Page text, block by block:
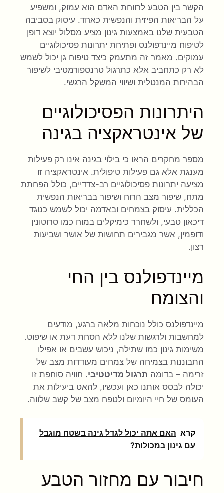
הקשר בין הטבע לרווחת האדם הוא עמוק, ומשפיע
על הבריאות הפיזית והנפשית כאחד. עיסוק בסביבה
הטבעית שלנו באמצעות גינון מציע מסלול יוצא דופן
לטיפוח מיינדפולנס ופתיחת יתרונות פסיכולוגיים
עמוקים. מאמר זה מתעמק כיצד טיפוח גן יכול לשמש
לא רק כתחביב אלא כתרגול טרנספורמטיבי לשיפור
הבהירות המנטלית ושיווי המשקל הרגשי.
היתרונות הפסיכולוגיים
של אינטראקציה בגינה
מספר מחקרים הראו כי בילוי בגינה אינו רק פעילות
מענגת אלא גם פעילות טיפולית. אינטראקציה זו
מציעה יתרונות פסיכולוגיים רב-צדדיים, כולל הפחתת
מתח, שיפור מצב הרוח ושיפור בבריאות הנפשית
הכללית. עיסוק בצמחים ובאדמה יכול לשמש כנוגד
דיכאון טבעי, ולשחרר כימיקלים במוח כמו סרוטונין
ודופמין, אשר מגבירים תחושות של אושר ושביעות
רצון.
מיינדפולנס בין החי
והצומח
מיינדפולנס כולל נוכחות מלאה ברגע, מודעים
למחשבות ולרגשות שלנו ללא הסחת דעת או שיפוט.
משימות גינון כמו שתילה, ניכוש עשבים או אפילו
התבוננות בצמיחה של צמחים מעודדות מצב של
זרימה – בדומה תרגול מדיטטיבי. חוויה סוחפת זו
יכולה לבסס אותנו כאן ועכשיו, להאט ביעילות את
העומס של חיי היומיום ולטפח מצב של קשב שלווה.
קרא האם אתה יכול לגדל גינה בשטח מוגבל
עם גינון במכולות?
חיבור עם מחזור הטבע